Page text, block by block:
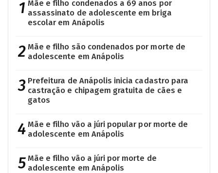
1 Mãe e filho condenados a 69 anos por
assassinato de adolescente em briga
escolar em Anápolis
2 Mãe e filho são condenados por morte de
adolescente em Anápolis
3 Prefeitura de Anápolis inicia cadastro para
castração e chipagem gratuita de cães e
gatos
4 Mãe e filho vão a júri popular por morte de
adolescente em Anápolis
5 Mãe e filho vão a júri por morte de
adolescente em Anápolis